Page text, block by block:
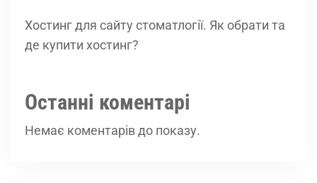
Хостинг для сайту стоматлогії. Як обрати та
де купити хостинг?
Останні коментарі
Немає коментарів до показу.